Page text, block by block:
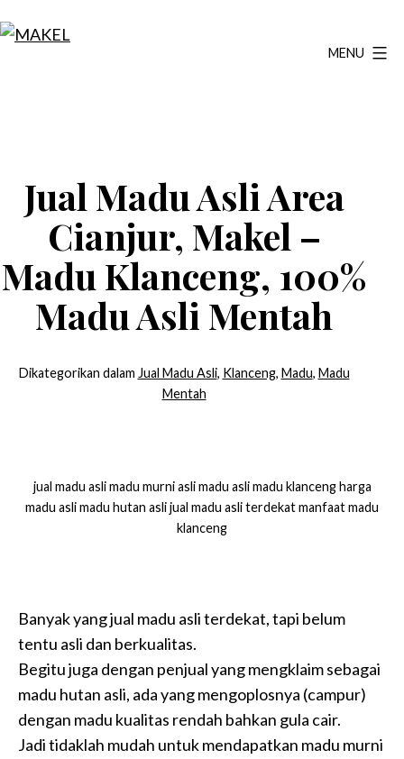
ke
MENU
Jual Madu Asli Area
Cianjur, Makel –
Madu Klanceng, 100%
Madu Asli Mentah
Dikategorikan dalam Jual Madu Asli, Klanceng, Madu, Madu
Mentah
jual madu asli madu murni asli madu asli madu klanceng harga
madu asli madu hutan asli jual madu asli terdekat manfaat madu
klanceng
Banyak yang jual madu asli terdekat, tapi belum
tentu asli dan berkualitas.
Begitu juga dengan penjual yang mengklaim sebagai
madu hutan asli, ada yang mengoplosnya (campur)
dengan madu kualitas rendah bahkan gula cair.
Jadi tidaklah mudah untuk mendapatkan madu murni